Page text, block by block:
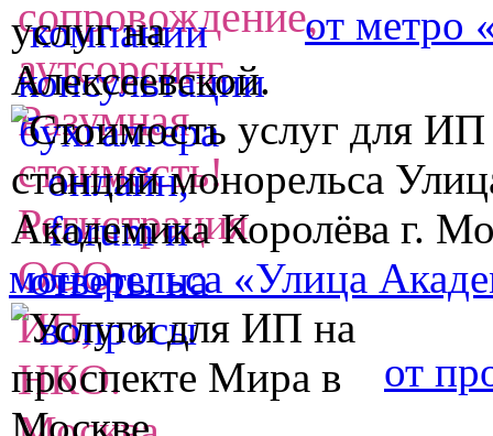
от метро
монорельса «Улица
от